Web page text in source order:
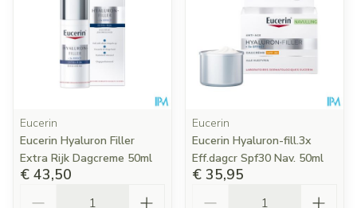
Eucerin
Eucerin Hyaluron Filler
Extra Rijk Dagcreme 50ml
€ 43,50
Eucerin
Eucerin Hyaluron-fill.3x
Eff.dagcr Spf30 Nav. 50ml
€ 35,95